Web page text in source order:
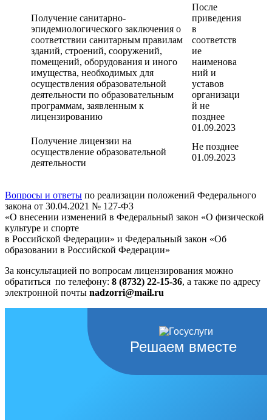
Получение санитарно-
эпидемиологического заключения о
соответствии санитарным правилам
зданий, строений, сооружений,
помещений, оборудования и иного
имущества, необходимых для
осуществления образовательной
деятельности по образовательным
программам, заявленным к
лицензированию
После
приведения
в
соответств
ие
наименова
ний и
уставов
организаци
й не
позднее
01.09.2023
Получение лицензии на
осуществление образовательной
деятельности
Не позднее
01.09.2023
Вопросы и ответы по реализации положений Федерального
закона от 30.04.2021 № 127-ФЗ
«О внесении изменений в Федеральный закон «О физической
культуре и спорте
в Российской Федерации» и Федеральный закон «Об
образовании в Российской Федерации»
За консультацией по вопросам лицензирования можно
обратиться по телефону: 8 (8732) 22-15-36, а также по адресу
электронной почты nadzorri@mail.ru
Решаем вместе